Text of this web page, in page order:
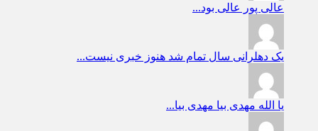
عالی پور عالی بود...
یک دهلرانی سال تمام شد هنوز خبری نیست...
یا الله مهدی بیا مهدی بیا...